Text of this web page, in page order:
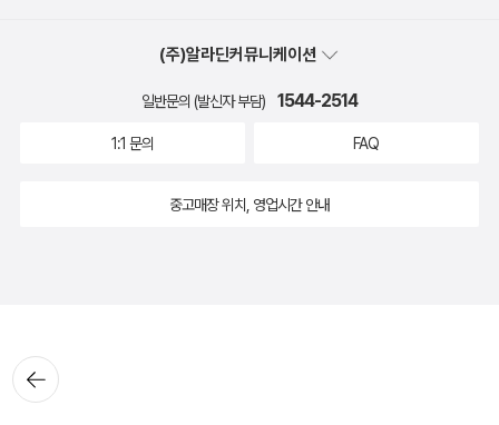
뒤로가
기
(주)알라딘커뮤니케이션
일반문의 (발신자 부담) 1544-2514
1:1 문의 FAQ
중고매장 위치, 영업시간 안내